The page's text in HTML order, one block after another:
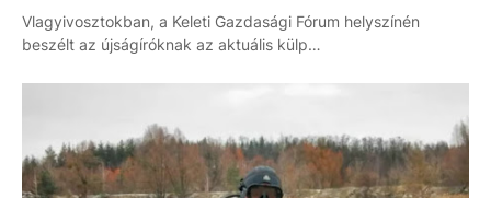
Vlagyivosztokban, a Keleti Gazdasági Fórum helyszínén
beszélt az újságíróknak az aktuális külp…